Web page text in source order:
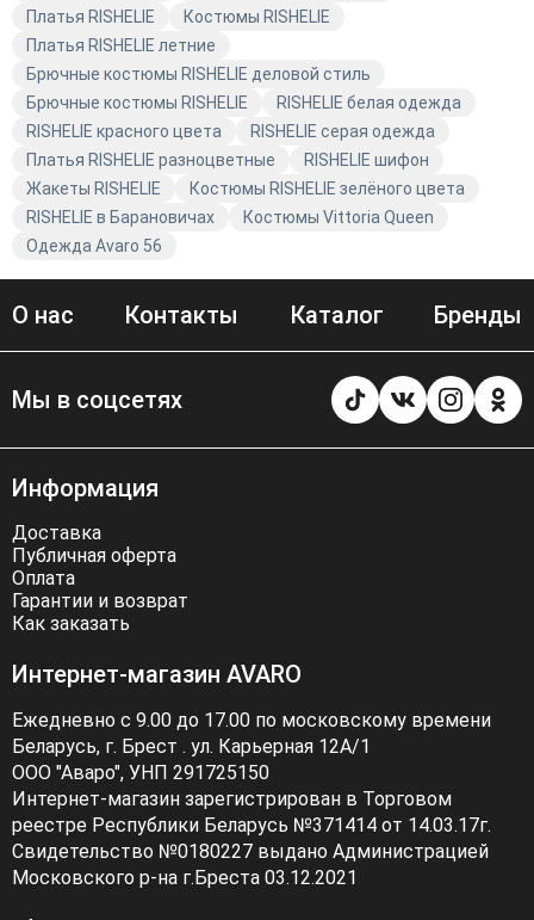
Выберите платье, куртку или аксессуары синего цвета
от RISHELIE и создайте неповторимый образ.
Платья RISHELIE
Костюмы RISHELIE
Платья RISHELIE летние
Брючные костюмы RISHELIE деловой стиль
Брючные костюмы RISHELIE
RISHELIE белая одежда
RISHELIE красного цвета
RISHELIE серая одежда
Платья RISHELIE разноцветные
RISHELIE шифон
Жакеты RISHELIE
Костюмы RISHELIE зелёного цвета
RISHELIE в Барановичах
Костюмы Vittoria Queen
Одежда Avaro 56
О нас Контакты Каталог Бренды
Мы в соцсетях
Информация
Доставка
Публичная оферта
Оплата
Гарантии и возврат
Как заказать
Интернет-магазин AVARO
Ежедневно с 9.00 до 17.00 по московскому времени
Беларусь, г. Брест . ул. Карьерная 12А/1
ООО "Аваро", УНП 291725150
Интернет-магазин зарегистрирован в Торговом
реестре Республики Беларусь №371414 от 14.03.17г.
Свидетельство №0180227 выдано Администрацией
Московского р-на г.Бреста 03.12.2021